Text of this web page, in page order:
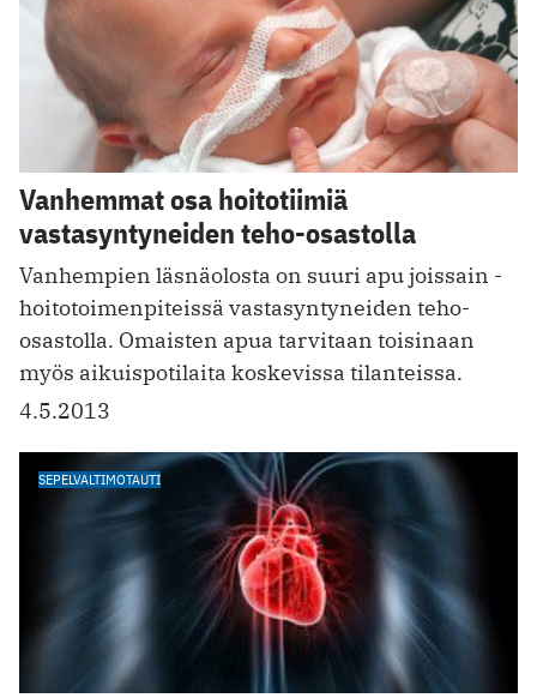
Vanhemmat osa hoitotiimiä
vastasyntyneiden teho-osastolla
Vanhempien läsnäolosta on suuri apu joissain ­
hoitotoimenpiteissä vastasyntyneiden teho-
osastolla. Omaisten apua tarvitaan toisinaan
myös aikuispotilaita ­koskevissa tilanteissa.
4.5.2013
SEPELVALTIMOTAUTI